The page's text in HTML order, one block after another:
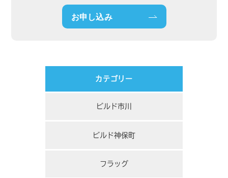
お申し込み
カテゴリー
ビルド市川
ビルド神保町
フラッグ